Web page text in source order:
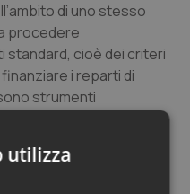
di uno stesso
procedere
standard, cioè dei criteri
i reparti di
strumenti
perché assicurano
Consentono,
troppo e perché, o se vi
utilizza